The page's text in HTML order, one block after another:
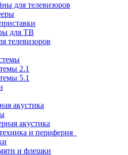
для телевизоров
для ТВ
телевизоров
2.1
5.1
акустика
акустика
и периферия
и флешки